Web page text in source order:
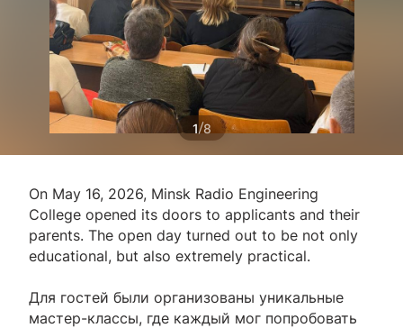
1/8
On May 16, 2026, Minsk Radio Engineering
College opened its doors to applicants and their
parents. The open day turned out to be not only
educational, but also extremely practical.
Для гостей были организованы уникальные
мастер-классы, где каждый мог попробовать